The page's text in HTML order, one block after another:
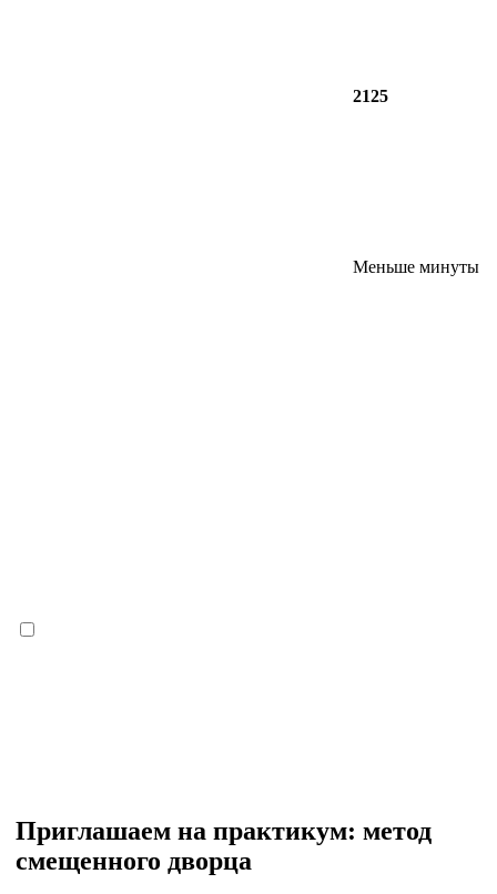
2125
Меньше минуты
Приглашаем на практикум: метод
смещенного дворца